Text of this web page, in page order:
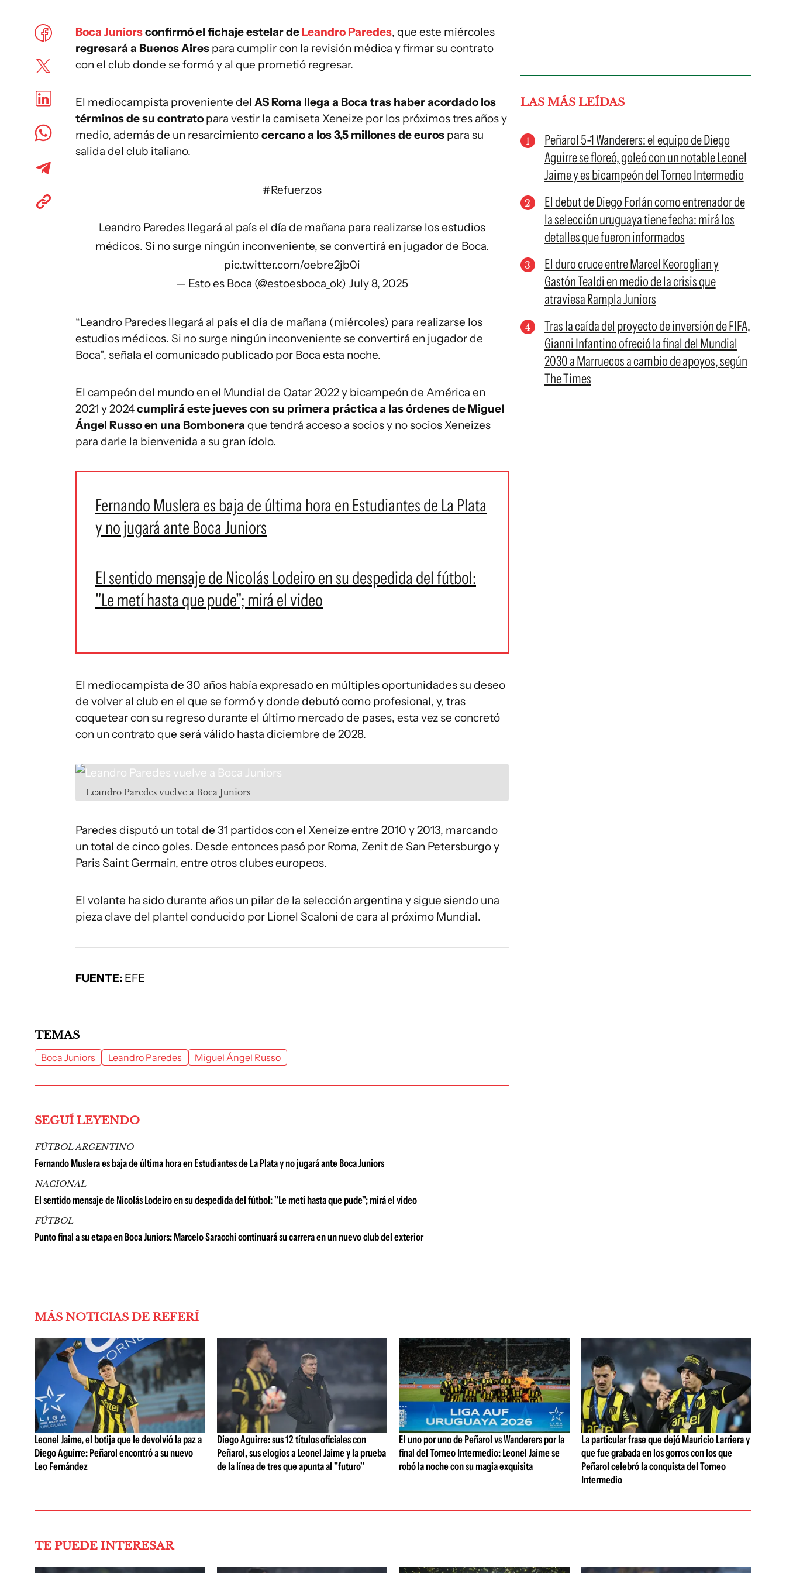
Boca Juniorsconfirmó el fichaje estelar de Leandro Paredes, que este miércoles
regresará a Buenos Aires para cumplir con la revisión médica y firmar su contrato
con el club donde se formó y al que prometió regresar.
El mediocampista proveniente del AS Roma llega a Boca tras haber acordado los
términos de su contrato para vestir la camiseta Xeneize por los próximos tres años y
medio, además de un resarcimientocercano a los 3,5 millones de euros para su
salida del club italiano.
#Refuerzos
Leandro Paredes llegará al país el día de mañana para realizarse los estudios
médicos. Si no surge ningún inconveniente, se convertirá en jugador de Boca.
pic.twitter.com/oebre2jb0i
— Esto es Boca (@estoesboca_ok) July 8, 2025
“Leandro Paredes llegará al país el día de mañana (miércoles) para realizarse los
estudios médicos. Si no surge ningún inconveniente se convertirá en jugador de
Boca”, señala el comunicado publicado por Boca esta noche.
El campeón del mundo en el Mundial de Qatar 2022 y bicampeón de América en
2021 y 2024cumplirá este jueves con su primera práctica a las órdenes de Miguel
Ángel Russo en una Bombonera que tendrá acceso a socios y no socios Xeneizes
para darle la bienvenida a su gran ídolo.
Fernando Muslera es baja de última hora en Estudiantes de La Plata
y no jugará ante Boca Juniors
El sentido mensaje de Nicolás Lodeiro en su despedida del fútbol:
"Le metí hasta que pude"; mirá el video
El mediocampista de 30 años había expresado en múltiples oportunidades su deseo
de volver al club en el que se formó y donde debutó como profesional, y, tras
coquetear con su regreso durante el último mercado de pases, esta vez se concretó
con un contrato que será válido hasta diciembre de 2028.
Leandro Paredes vuelve a Boca Juniors
Paredes disputó un total de 31 partidos con el Xeneize entre 2010 y 2013, marcando
un total de cinco goles. Desde entonces pasó por Roma, Zenit de San Petersburgo y
Paris Saint Germain, entre otros clubes europeos.
El volante ha sido durante años un pilar de la selección argentina y sigue siendo una
pieza clave del plantel conducido por Lionel Scaloni de cara al próximo Mundial.
FUENTE: EFE
LAS MÁS LEÍDAS
Peñarol 5-1 Wanderers: el equipo de Diego
Aguirre se floreó, goleó con un notable Leonel
Jaime y es bicampeón del Torneo Intermedio
El debut de Diego Forlán como entrenador de
la selección uruguaya tiene fecha: mirá los
detalles que fueron informados
El duro cruce entre Marcel Keoroglian y
Gastón Tealdi en medio de la crisis que
atraviesa Rampla Juniors
Tras la caída del proyecto de inversión de FIFA,
Gianni Infantino ofreció la final del Mundial
2030 a Marruecos a cambio de apoyos, según
The Times
TEMAS
Boca Juniors Leandro Paredes Miguel Ángel Russo
SEGUÍ LEYENDO
FÚTBOL ARGENTINO
Fernando Muslera es baja de última hora en Estudiantes de La Plata y no jugará ante Boca Juniors
NACIONAL
El sentido mensaje de Nicolás Lodeiro en su despedida del fútbol: "Le metí hasta que pude"; mirá el video
FÚTBOL
Punto final a su etapa en Boca Juniors: Marcelo Saracchi continuará su carrera en un nuevo club del exterior
MÁS NOTICIAS DE REFERÍ
Leonel Jaime, el botija que le devolvió la paz a
Diego Aguirre: Peñarol encontró a su nuevo
Leo Fernández
Diego Aguirre: sus 12 títulos oficiales con
Peñarol, sus elogios a Leonel Jaime y la prueba
de la línea de tres que apunta al "futuro"
El uno por uno de Peñarol vs Wanderers por la
final del Torneo Intermedio: Leonel Jaime se
robó la noche con su magia exquisita
La particular frase que dejó Mauricio Larriera y
que fue grabada en los gorros con los que
Peñarol celebró la conquista del Torneo
Intermedio
TE PUEDE INTERESAR